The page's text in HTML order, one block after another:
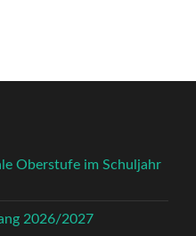
Oberstufe im Schuljahr
2026/2027